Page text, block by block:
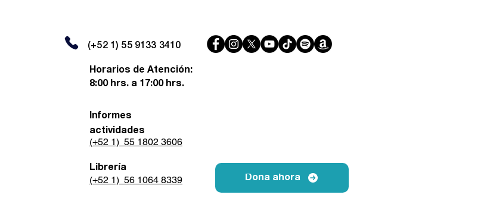
(+52 1) 55 9133 3410
Horarios de Atención:
8:00 hrs. a 17:00 hrs.
Informes
actividades
(+52 1) 55 1802 3606
Librería
(+52 1) 56 1064 8339 Dona ahora